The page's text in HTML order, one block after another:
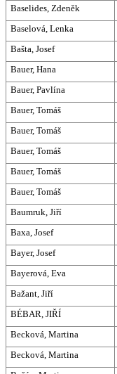
Baselides, Zdeněk
Baselová, Lenka
Bašta, Josef
Bauer, Hana
Bauer, Pavlína
Bauer, Tomáš
Bauer, Tomáš
Bauer, Tomáš
Bauer, Tomáš
Bauer, Tomáš
Baumruk, Jiří
Baxa, Josef
Bayer, Josef
Bayerová, Eva
Bažant, Jiří
BÉBAR, JIŘÍ
Becková, Martina
Becková, Martina